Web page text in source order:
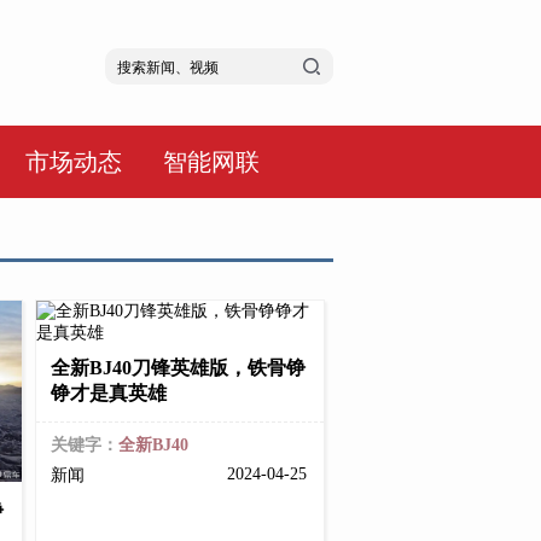
市场动态 智能网联
全新BJ40刀锋英雄版，铁骨铮
铮才是真英雄
关键字： 全新BJ40
新闻
2024-04-25